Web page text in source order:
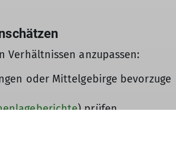
Verhältnissen anzupassen:
oder Mittelgebirge bevorzuge
) prüfen